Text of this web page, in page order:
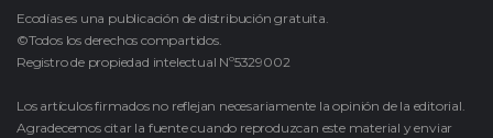
Ecodías es una publicación de distribución gratuita.
©Todos los derechos compartidos.
Registro de propiedad intelectual Nº5329002
Los artículos firmados no reflejan necesariamente la opinión de la editorial.
Agradecemos citar la fuente cuando reproduzcan este material y enviar